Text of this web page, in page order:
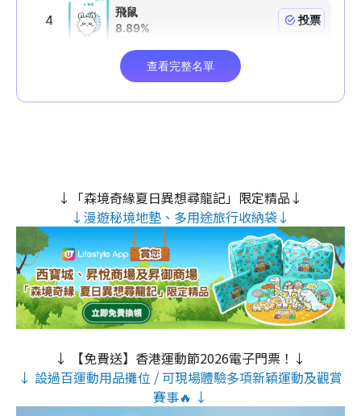
↓「森境奇緣夏日異想尋龍記」限定精品↓
↓漫遊秘境地墊、多用途旅行收納袋↓
↓ 【免費送】香港運動節2026電子門票！↓
↓ 設過百運動用品攤位 / 可現場體驗多項新穎運動及觀賞
賽事🔥 ↓